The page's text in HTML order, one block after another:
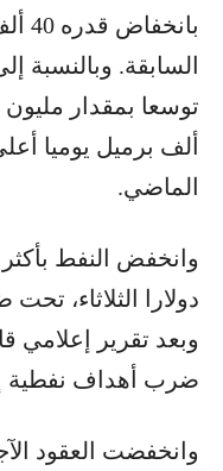
السابقة. وبالنسبة
ألف برميل يوميا
الماضي.
دولارا الثلاثاء،
وبعد تقرير إعلامي
ضرب أهداف نفطية